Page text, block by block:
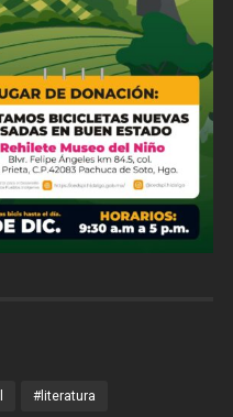
#literatura